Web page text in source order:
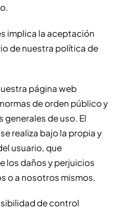
implica la aceptación
de nuestra política de
página web
de orden público y
de uso. El
realiza bajo la propia y
usuario, que
los daños y perjuicios
o a nosotros mismos.
de control